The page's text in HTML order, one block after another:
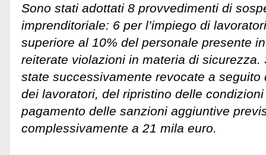
Sono stati adottati 8 provvedimenti di
imprenditoriale: 6 per l’impiego di
superiore al 10% del personale presente
reiterate violazioni in materia di sicurezza.
state successivamente revocate a
dei lavoratori, del ripristino delle
pagamento delle sanzioni aggiuntive
complessivamente a 21 mila euro.